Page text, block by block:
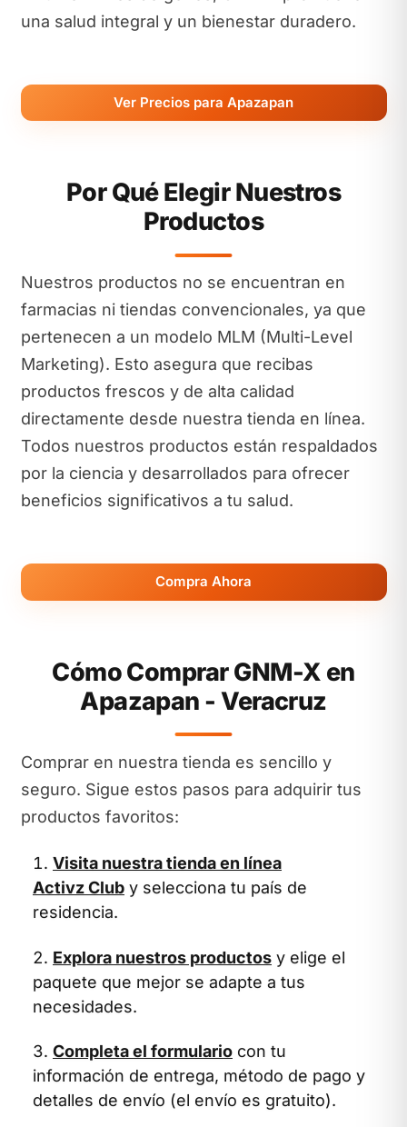
una salud integral y un bienestar duradero.
Ver Precios para Apazapan
Por Qué Elegir Nuestros
Productos
Nuestros productos no se encuentran en
farmacias ni tiendas convencionales, ya que
pertenecen a un modelo MLM (Multi-Level
Marketing). Esto asegura que recibas
productos frescos y de alta calidad
directamente desde nuestra tienda en línea.
Todos nuestros productos están respaldados
por la ciencia y desarrollados para ofrecer
beneficios significativos a tu salud.
Compra Ahora
Cómo Comprar GNM-X en
Apazapan - Veracruz
Comprar en nuestra tienda es sencillo y
seguro. Sigue estos pasos para adquirir tus
productos favoritos:
Visita nuestra tienda en línea
Activz Club y selecciona tu país de
residencia.
Explora nuestros productos y elige el
paquete que mejor se adapte a tus
necesidades.
Completa el formulario con tu
información de entrega, método de pago y
detalles de envío (el envío es gratuito).